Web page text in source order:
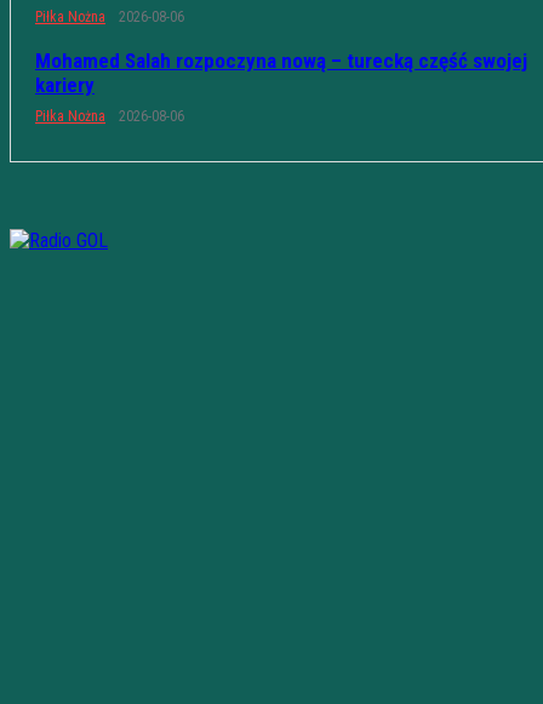
Piłka Nożna 2026-08-06
Mohamed Salah rozpoczyna nową – turecką część swojej
kariery
Piłka Nożna 2026-08-06